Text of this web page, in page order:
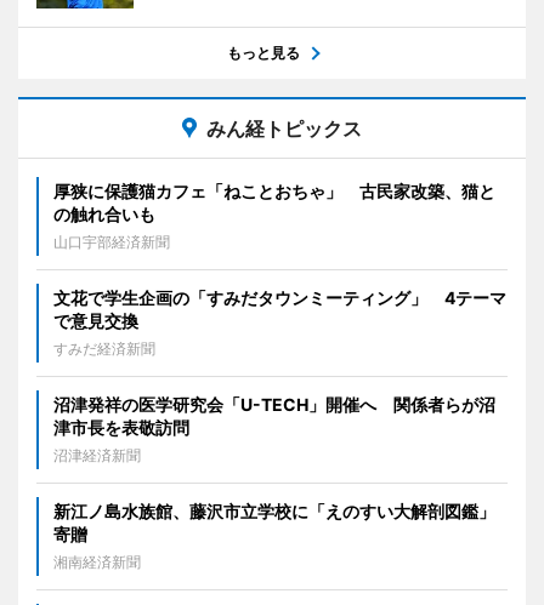
もっと見る
みん経トピックス
厚狭に保護猫カフェ「ねことおちゃ」 古民家改築、猫と
の触れ合いも
山口宇部経済新聞
文花で学生企画の「すみだタウンミーティング」 4テーマ
で意見交換
すみだ経済新聞
沼津発祥の医学研究会「U-TECH」開催へ 関係者らが沼
津市長を表敬訪問
沼津経済新聞
新江ノ島水族館、藤沢市立学校に「えのすい大解剖図鑑」
寄贈
湘南経済新聞